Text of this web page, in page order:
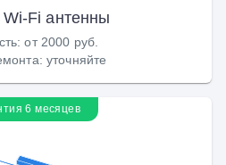
Fi антенны
:от 2000 руб.
: уточняйте
6 месяцев